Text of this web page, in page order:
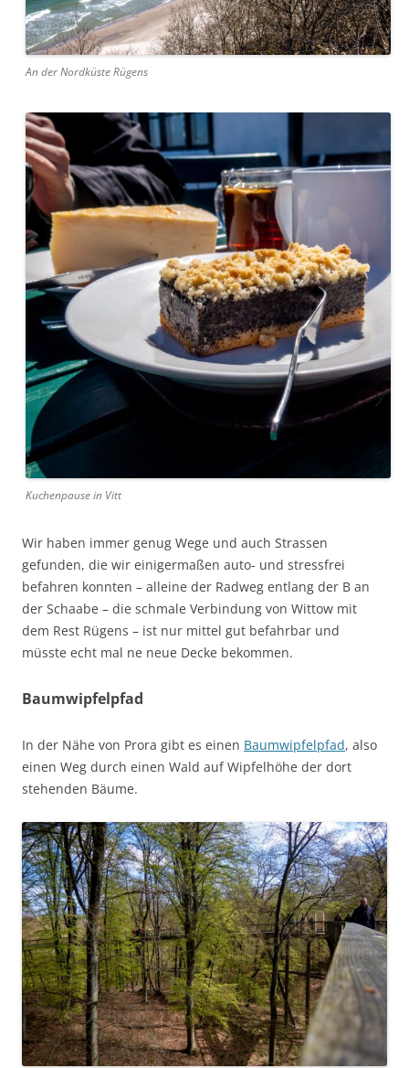
An der Nordküste Rügens
Kuchenpause in Vitt
Wir haben immer genug Wege und auch Strassen
gefunden, die wir einigermaßen auto- und stressfrei
befahren konnten – alleine der Radweg entlang der B an
der Schaabe – die schmale Verbindung von Wittow mit
dem Rest Rügens – ist nur mittel gut befahrbar und
müsste echt mal ne neue Decke bekommen.
Baumwipfelpfad
In der Nähe von Prora gibt es einen Baumwipfelpfad, also
einen Weg durch einen Wald auf Wipfelhöhe der dort
stehenden Bäume.